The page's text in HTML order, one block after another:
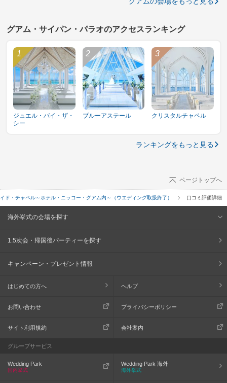
グアム・サイパン・パラオのアクセスランキング
ジュエル・バイ・ザ・
シー
ブルーアステール クリスタルチャペル
ランキングをもっと見る
ページトップへ
ド・チャペル～ホテル・ニッコー・グアム内～（ウエディング取扱終了） 口コミ評価詳細
海外挙式の会場を探す
1.5次会・帰国後パーティーを探す
キャンペーン・プレゼント情報
はじめての方へ ヘルプ
お問い合わせ プライバシーポリシー
サイト利用規約 会社案内
グループサービス
Wedding Park
国内挙式
Wedding Park 海外
海外挙式